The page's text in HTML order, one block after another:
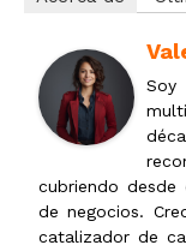
cubriendo desde
de negocios.
catalizador de